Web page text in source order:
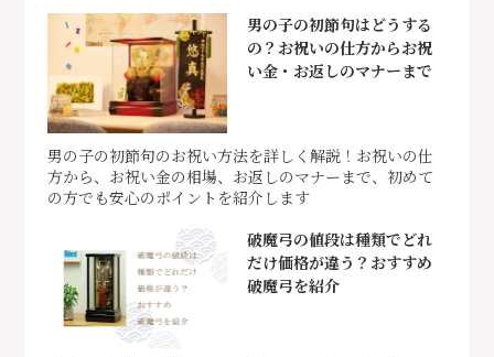
男の子の初節句はどうする
の？お祝いの仕方からお祝
い金・お返しのマナーまで
男の子の初節句のお祝い方法を詳しく解説！お祝いの仕
方から、お祝い金の相場、お返しのマナーまで、初めて
の方でも安心のポイントを紹介します
破魔弓の値段は種類でどれ
だけ価格が違う？おすすめ
破魔弓を紹介